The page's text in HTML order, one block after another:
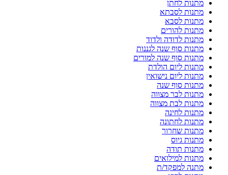
מתנות לחתן
מתנות לסבתא
מתנות לסבא
מתנות להורים
מתנות לדודה ולדוד
מתנות סוף שנה לגננות
מתנות סוף שנה למורים
מתנות ליום הולדת
מתנות ליום נישואין
מתנות סוף שנה
מתנות לבר מצווה
מתנות לבת מצווה
מתנות לחינה
מתנות לחתונה
מתנות שחרור
מתנות גיוס
מתנות תודה
מתנות למילואים
מתנה למפקד/ת